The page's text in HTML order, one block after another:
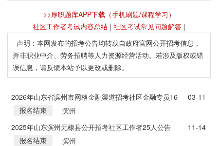
>>厚职题库APP下载（手机刷题/课程学习）
社区工作者考试内容总结 | 社区考试常见问题解答 |
声明：本网发布的招考公告均转载自政府官网公开招考信息，
并非职业中介、劳务招聘等人力资源经营活动。若涉及版权或错
误信息，请反馈本站予以更改或删除。
· 2026年山东省滨州市网格金融渠道招考社区金融专员16
人公告
03-11
报名结束
滨州
· 2025年山东滨州无棣县公开招考社区工作者25人公告
11-14
报名结束
滨州